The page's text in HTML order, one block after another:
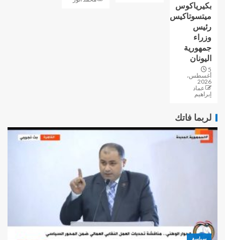
بكيرياكوس
ميتسوتاكيس
رئيس
وزراء
جمهورية
اليونان
5
أغسطس،
2026
عماد
إبراهيم
لربما فاتك
سياسة